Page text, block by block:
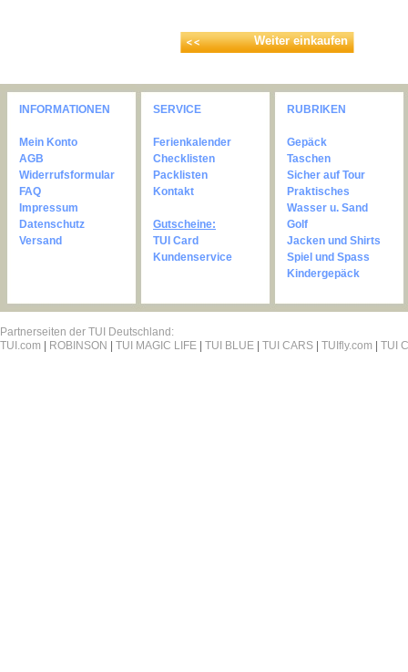
Weiter einkaufen
INFORMATIONEN
Mein Konto
AGB
Widerrufsformular
FAQ
Impressum
Datenschutz
Versand
SERVICE
Ferienkalender
Checklisten
Packlisten
Kontakt
Gutscheine:
TUI Card
Kundenservice
RUBRIKEN
Gepäck
Taschen
Sicher auf Tour
Praktisches
Wasser u. Sand
Golf
Jacken und Shirts
Spiel und Spass
Kindergepäck
Partnerseiten der TUI Deutschland:
TUI.com
ROBINSON TUI MAGIC LIFE TUI BLUE TUI CARS TUIfly.com TUI